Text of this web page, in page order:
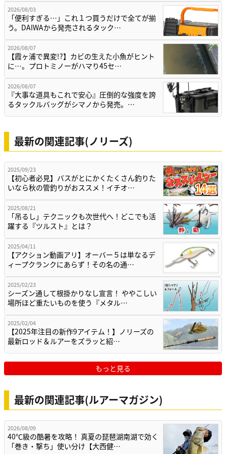
2026/08/03
「便利すぎる…」これ１つ買うだけで全てが揃
う。DAIWAから発売されるタック…
2026/08/07
【霞ヶ浦で異変!?】カビの生えた小魚がヒント
に…。プロトミノーがハマり45セ…
2026/08/07
『大事な道具もこれで安心』圧倒的な強度を誇
るタックルバッグがシマノから発売。…
最新の関連記事(ノリーズ)
2025/09/23
【初心者必見】バスがとにかくたくさん釣りた
いなら秋の管釣りがおススメ！イチオ…
2025/08/21
「吊るし」テクニックも次世代へ！どこでも活
躍する『ツルスト』とは？
2025/04/11
【アクション動画アリ】オーバー５は単なるデ
ィープクランクにあらず！その名の通…
2025/02/23
シーズン通して根掛かりなし宣言！ ややこしい
場所ほど重たいものを使う『メタル…
2025/02/04
【2025年注目の新作9アイテム！】ノリーズの
最新ロッド＆ルアーをズラッと紹…
もっと見る
最新の関連記事(ルアーマガジン)
2026/08/09
40℃級の酷暑を攻略！ 真夏の琵琶湖南湖で効く
「巻き・撃ち」使い分け【大西健…